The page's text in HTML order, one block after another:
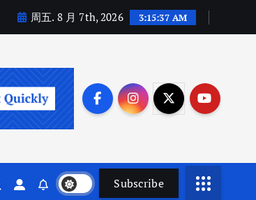
周五. 8 月 7th, 2026 3:15:38 AM
Subscribe